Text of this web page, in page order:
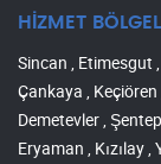
HİZMET
Sincan , Etimesgut
Çankaya , Keçiören
Demetevler ,
Eryaman , Kızılay